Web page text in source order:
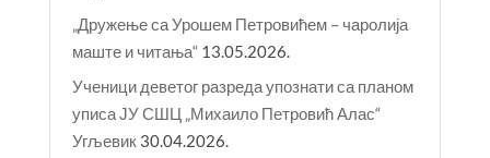
„Дружење са Урошем Петровићем – чаролија
маште и читања“ 13.05.2026.
Ученици деветог разреда упознати са планом
уписа ЈУ СШЦ „Михаило Петровић Алас“
Угљевик 30.04.2026.